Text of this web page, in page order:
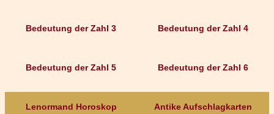
Bedeutung der Zahl 3
Bedeutung der Zahl 5
Bedeutung der Zahl 4
Bedeutung der Zahl 6
Lenormand Horoskop Antike Aufschlagkarten